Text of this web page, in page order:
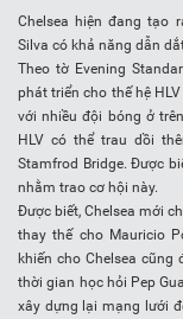
Chelsea hiện đang tạo
Silva có khả năng dẫn
Theo tờ Evening
phát triển cho thế hệ
với nhiều đội bóng ở
HLV có thể trau dồi
Stamfrod Bridge. Được
nhằm trao cơ hội này.
Được biết, Chelsea mới
thay thế cho Mauricio
khiến cho Chelsea
thời gian học hỏi Pep
xây dựng lại mạng lưới